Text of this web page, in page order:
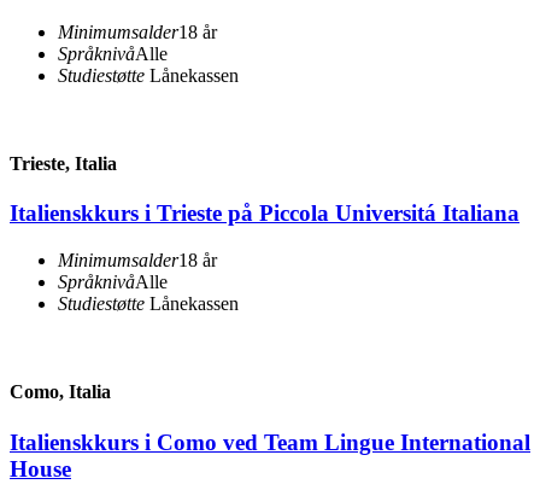
Minimumsalder18 år
SpråknivåAlle
Studiestøtte Lånekassen
Trieste, Italia
Italienskkurs i Trieste på Piccola Universitá Italiana
Minimumsalder18 år
SpråknivåAlle
Studiestøtte Lånekassen
Como, Italia
Italienskkurs i Como ved Team Lingue International
House